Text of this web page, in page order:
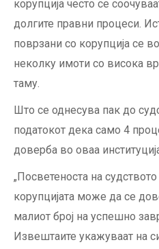
корупција често се
долгите правни процеси.
поврзани со корупција се
неколку имоти со висока
таму.
Што се однесува пак до
податокот дека само 4
доверба во оваа
„Посветеноста на
корупцијата може да се
малиот број на успешно
Извештаите укажуваат на